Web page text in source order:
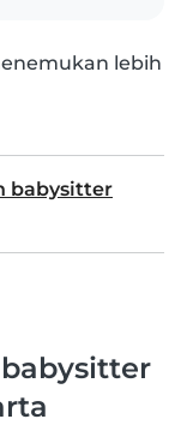
lebih
babysitter